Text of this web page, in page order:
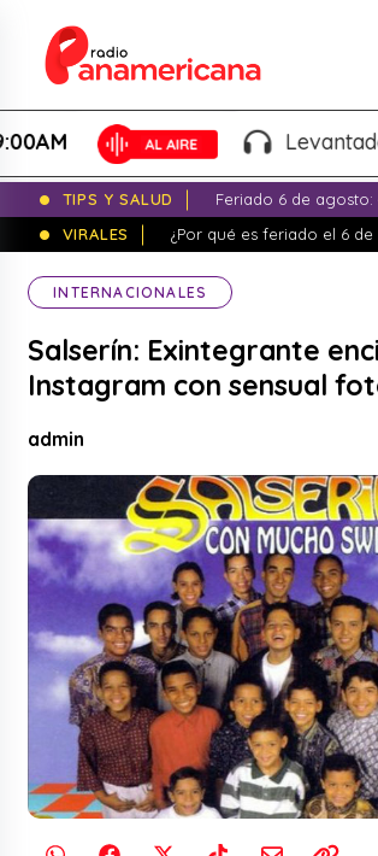
Levantados
TIPS Y SALUD
Feriado 6 de
VIRALES
¿Por qué es feriado el 6
INTERNACIONALES
Salserín: Exintegrante
Instagram con sensual
admin